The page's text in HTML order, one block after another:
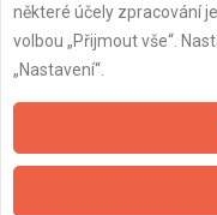
některé účely zpracování
volbou „Přijmout vše“.
„Nastavení“.